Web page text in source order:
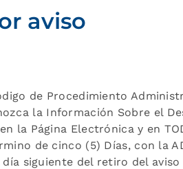
aviso
de Procedimiento
la Información Sobre el
la Página Electrónica y en
de cinco (5) Días, con la
siguiente del retiro del aviso